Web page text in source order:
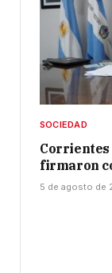
SOCIEDAD
firmaron
5 de agosto de